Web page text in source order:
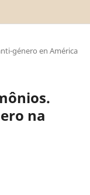
género en América
na